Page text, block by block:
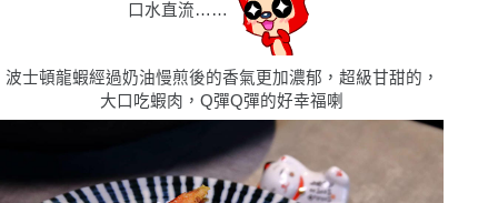
口水直流……
波士頓龍蝦經過奶油慢煎後的香氣更加濃郁，超級甘甜的，
大口吃蝦肉，Q彈Q彈的好幸福喇